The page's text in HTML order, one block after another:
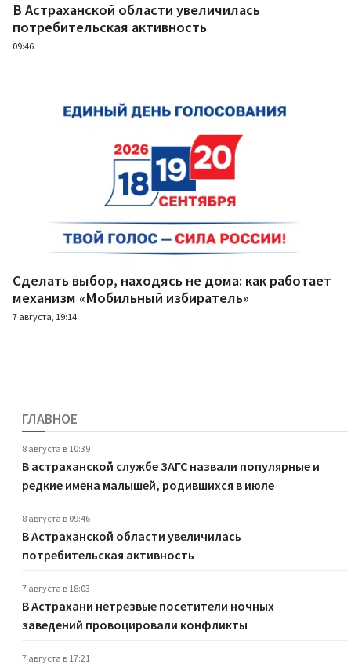
В Астраханской области увеличилась
потребительская активность
09:46
Сделать выбор, находясь не дома: как работает
механизм «Мобильный избиратель»
7 августа, 19:14
ГЛАВНОЕ
8 августа в 10:39
В астраханской службе ЗАГС назвали популярные и
редкие имена малышей, родившихся в июле
8 августа в 09:46
В Астраханской области увеличилась
потребительская активность
7 августа в 18:03
В Астрахани нетрезвые посетители ночных
заведений провоцировали конфликты
7 августа в 17:21